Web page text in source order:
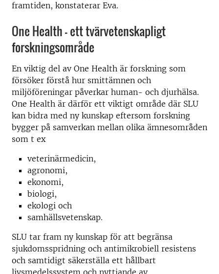
framtiden, konstaterar Eva.
One Health - ett tvärvetenskapligt
forskningsområde
En viktig del av One Health är forskning som
försöker förstå hur smittämnen och
miljöföreningar påverkar human- och djurhälsa.
One Health är därför ett viktigt område där SLU
kan bidra med ny kunskap eftersom forskning
bygger på samverkan mellan olika ämnesområden
som t ex
veterinärmedicin,
agronomi,
ekonomi,
biologi,
ekologi och
samhällsvetenskap.
SLU tar fram ny kunskap för att begränsa
sjukdomsspridning och antimikrobiell resistens
och samtidigt säkerställa ett hållbart
livsmedelssystem och nyttjande av